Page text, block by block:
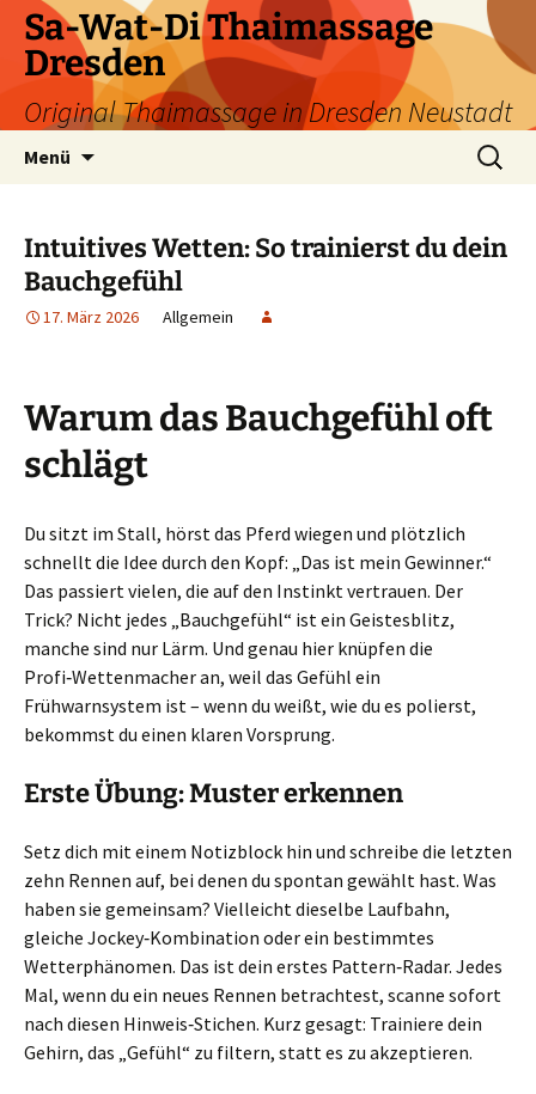
Zum
Inhalt
springen
Sa-Wat-Di Thaimassage
Dresden
Original Thaimassage in Dresden Neustadt
Menü
Suchen
nach:
Intuitives Wetten: So trainierst du dein
Bauchgefühl
17. März 2026 Allgemein
Warum das Bauchgefühl oft
schlägt
Du sitzt im Stall, hörst das Pferd wiegen und plötzlich
schnellt die Idee durch den Kopf: „Das ist mein Gewinner.“
Das passiert vielen, die auf den Instinkt vertrauen. Der
Trick? Nicht jedes „Bauchgefühl“ ist ein Geistesblitz,
manche sind nur Lärm. Und genau hier knüpfen die
Profi‑Wettenmacher an, weil das Gefühl ein
Frühwarnsystem ist – wenn du weißt, wie du es polierst,
bekommst du einen klaren Vorsprung.
Erste Übung: Muster erkennen
Setz dich mit einem Notizblock hin und schreibe die letzten
zehn Rennen auf, bei denen du spontan gewählt hast. Was
haben sie gemeinsam? Vielleicht dieselbe Laufbahn,
gleiche Jockey‑Kombination oder ein bestimmtes
Wetterphänomen. Das ist dein erstes Pattern‑Radar. Jedes
Mal, wenn du ein neues Rennen betrachtest, scanne sofort
nach diesen Hinweis‑Stichen. Kurz gesagt: Trainiere dein
Gehirn, das „Gefühl“ zu filtern, statt es zu akzeptieren.